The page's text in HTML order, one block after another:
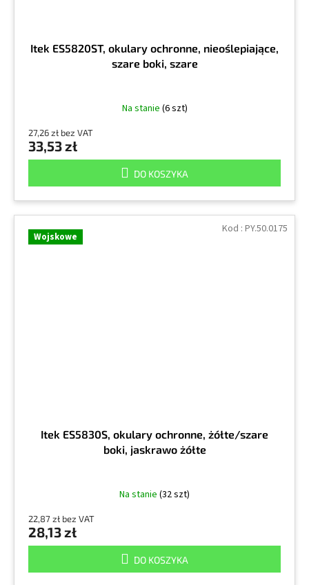
Itek ES5820ST, okulary ochronne, nieoślepiające,
szare boki, szare
Na stanie (6 szt)
27,26 zł bez VAT
33,53 zł
DO KOSZYKA
Wojskowe
Itek ES5830S, okulary ochronne, żółte/szare
boki, jaskrawo żółte
Na stanie (32 szt)
22,87 zł bez VAT
28,13 zł
DO KOSZYKA
Kod : PY.50.0175